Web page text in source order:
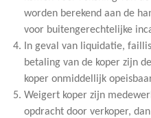
worden berekend aan de
voor buitengerechtelijke
In geval van liquidatie,
betaling van de koper zijn
koper onmiddellijk
Weigert koper zijn
opdracht door verkoper,